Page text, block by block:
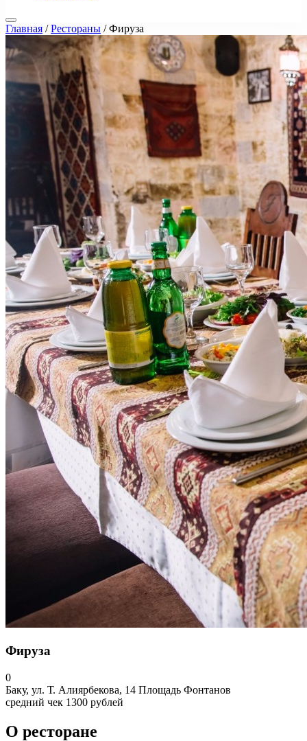
Главная /Рестораны /Фируза
Фируза
0
Баку, ул. Т. Алиярбекова, 14 Площадь Фонтанов
средний чек 1300 рублей
О ресторане